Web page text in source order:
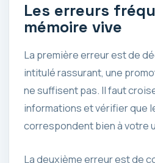
Les erreurs
mémoire vive
La première erreur est de
intitulé rassurant, une
ne suffisent pas. Il faut
informations et vérifier que
correspondent bien à votre
La deuxième erreur est de